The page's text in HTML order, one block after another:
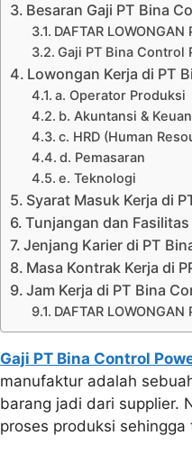
Besaran Gaji PT Bina
DAFTAR
Gaji PT Bina Control
Lowongan Kerja di PT
a. Operator Produksi
b. Akuntansi &
c. HRD (Human
d. Pemasaran
e. Teknologi
Syarat Masuk Kerja di
Tunjangan dan
Jenjang Karier di PT
Masa Kontrak Kerja di
Jam Kerja di PT Bina
DAFTAR
Gaji PT Bina Control
manufaktur adalah
barang jadi dari supplier.
proses produksi